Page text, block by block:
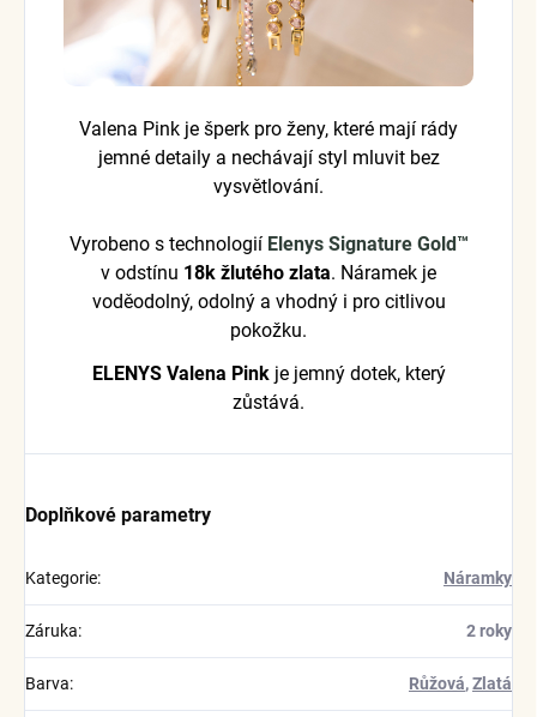
Valena Pink je šperk pro ženy, které mají rády
jemné detaily a nechávají styl mluvit bez
vysvětlování.
Vyrobeno s technologií Elenys Signature Gold™
v odstínu 18k žlutého zlata. Náramek je
voděodolný, odolný a vhodný i pro citlivou
pokožku.
ELENYS Valena Pinkje jemný dotek, který
zůstává.
Doplňkové parametry
Kategorie: Náramky
Záruka: 2 roky
Barva: Růžová,Zlatá